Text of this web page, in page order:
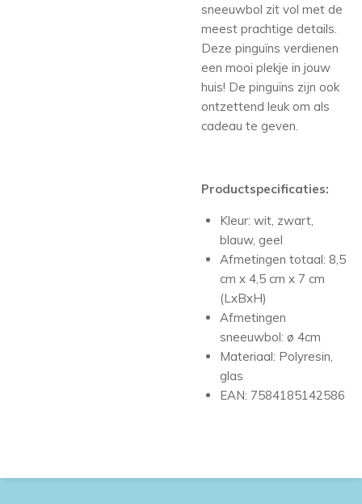
sneeuwbol zit vol met de
meest prachtige details.
Deze pinguïns verdienen
een mooi plekje in jouw
huis! De pinguïns zijn ook
ontzettend leuk om als
cadeau te geven.
Productspecificaties:
Kleur: wit, zwart,
blauw, geel
Afmetingen totaal: 8,5
cm x 4,5 cm x 7 cm
(LxBxH)
Afmetingen
sneeuwbol: ø 4cm
Materiaal: Polyresin,
glas
EAN: 7584185142586